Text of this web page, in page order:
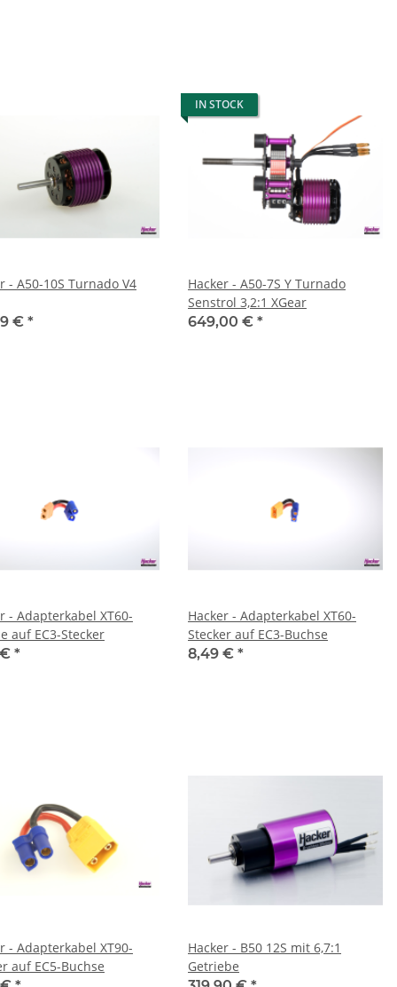
- A50-10S Turnado V4
€ *
IN STOCK
Hacker - A50-7S Y Turnado
Senstrol 3,2:1 XGear
649,00 € *
- Adapterkabel XT60-
auf EC3-Stecker
*
Hacker - Adapterkabel XT60-
Stecker auf EC3-Buchse
8,49 € *
- Adapterkabel XT90-
auf EC5-Buchse
Hacker - B50 12S mit 6,7:1
Getriebe